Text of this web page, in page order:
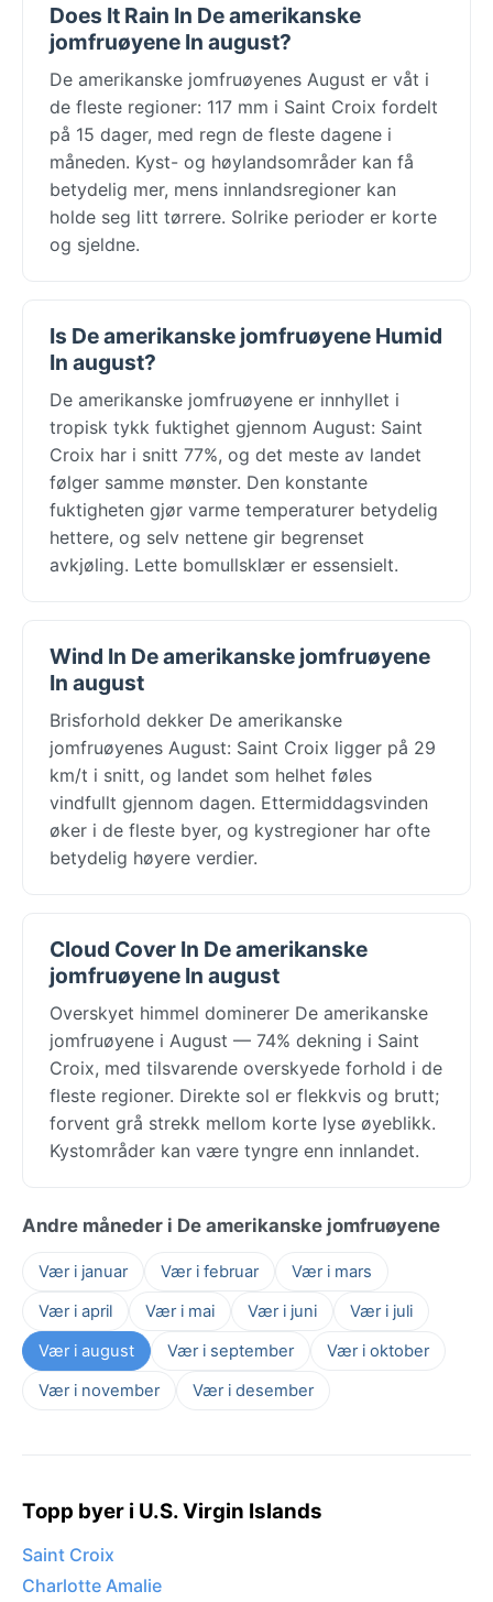
Does It Rain In De amerikanske
jomfruøyene In august?
De amerikanske jomfruøyenes August er våt i
de fleste regioner: 117 mm i Saint Croix fordelt
på 15 dager, med regn de fleste dagene i
måneden. Kyst- og høylandsområder kan få
betydelig mer, mens innlandsregioner kan
holde seg litt tørrere. Solrike perioder er korte
og sjeldne.
Is De amerikanske jomfruøyene Humid
In august?
De amerikanske jomfruøyene er innhyllet i
tropisk tykk fuktighet gjennom August: Saint
Croix har i snitt 77%, og det meste av landet
følger samme mønster. Den konstante
fuktigheten gjør varme temperaturer betydelig
hettere, og selv nettene gir begrenset
avkjøling. Lette bomullsklær er essensielt.
Wind In De amerikanske jomfruøyene
In august
Brisforhold dekker De amerikanske
jomfruøyenes August: Saint Croix ligger på 29
km/t i snitt, og landet som helhet føles
vindfullt gjennom dagen. Ettermiddagsvinden
øker i de fleste byer, og kystregioner har ofte
betydelig høyere verdier.
Cloud Cover In De amerikanske
jomfruøyene In august
Overskyet himmel dominerer De amerikanske
jomfruøyene i August — 74% dekning i Saint
Croix, med tilsvarende overskyede forhold i de
fleste regioner. Direkte sol er flekkvis og brutt;
forvent grå strekk mellom korte lyse øyeblikk.
Kystområder kan være tyngre enn innlandet.
Andre måneder i De amerikanske jomfruøyene
Vær i januar Vær i februar
Vær i mars
Vær i april
Vær i mai Vær i juni
Vær i juli
Vær i august
Vær i september
Vær i oktober
Vær i november
Vær i desember
Topp byer i U.S. Virgin Islands
Saint Croix
Charlotte Amalie